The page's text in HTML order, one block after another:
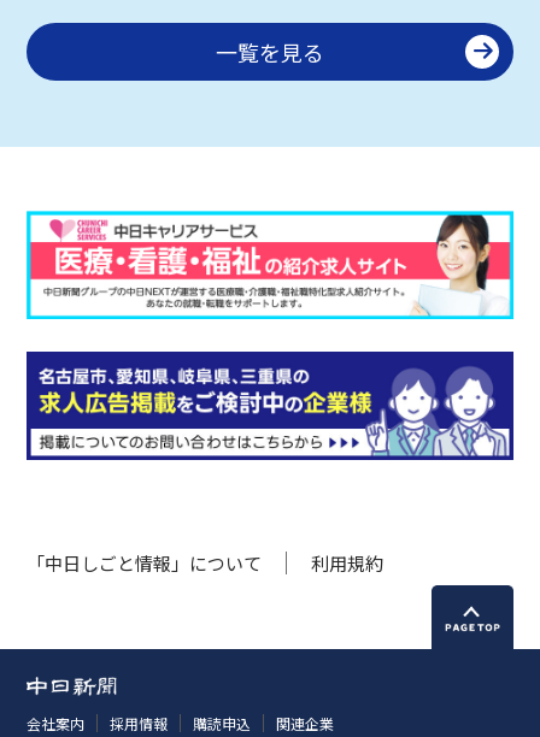
一覧を見る
「中日しごと情報」について 利用規約
会社案内 採用情報 購読申込 関連企業